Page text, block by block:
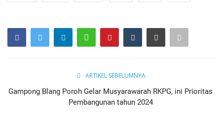
ARTIKEL SEBELUMNYA
Gampong Blang Poroh Gelar Musyarawarah RKPG, ini Prioritas
Pembangunan tahun 2024